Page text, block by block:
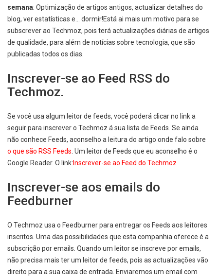
semana: Optimização de artigos antigos, actualizar detalhes do
blog, ver estatísticas e… dormir!Está ai mais um motivo para se
subscrever ao Techmoz, pois terá actualizações diárias de artigos
de qualidade, para além de notícias sobre tecnologia, que são
publicadas todos os dias.
Inscrever-se ao Feed RSS do
Techmoz.
Se você usa algum leitor de feeds, você poderá clicar no link a
seguir para inscrever o Techmoz á sua lista de Feeds. Se ainda
não conhece Feeds, aconselho a leitura do artigo onde falo sobre
o que são RSS Feeds . Um leitor de Feeds que eu aconselho é o
Google Reader. O link: Inscrever-se ao Feed do Techmoz
Inscrever-se aos emails do
Feedburner
O Techmoz usa o Feedburner para entregar os Feeds aos leitores
inscritos. Uma das possibilidades que esta companhia oferece é a
subscrição por emails. Quando um leitor se inscreve por emails,
não precisa mais ter um leitor de feeds, pois as actualizações vão
direito para a sua caixa de entrada. Enviaremos um email com